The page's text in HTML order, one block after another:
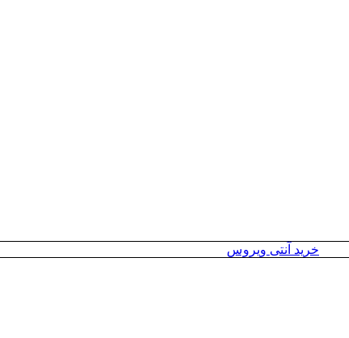
خرید آنتی ویروس